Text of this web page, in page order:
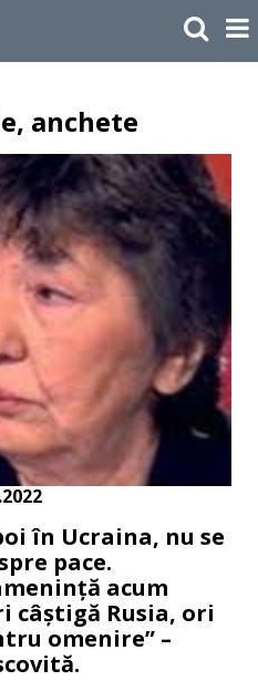
anchete
în Ucraina, nu se
pace.
acum
câștigă Rusia, ori
omenire” –